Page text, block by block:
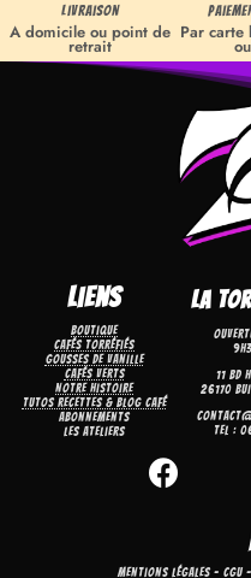
Livraison
A domicile ou point de
retrait
Par
Liens
Boutique
Cafés torréfiés
Gousses de Vanille
Cafés verts
Notre Histoire
Tutos recettes & Blog café
Abonnements
Les Ateliers
La
11 bd
26170
Tel :

Mentions Légales– CGU–